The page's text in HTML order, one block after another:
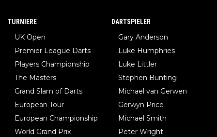
TURNIERE
UK Open
Premier League Darts
Players Championship
The Masters
Grand Slam of Darts
European Tour
European Championship
World Grand Prix
DARTSPIELER
Gary Anderson
Luke Humphries
Luke Littler
Stephen Bunting
Michael van Gerwen
Gerwyn Price
Michael Smith
Peter Wright